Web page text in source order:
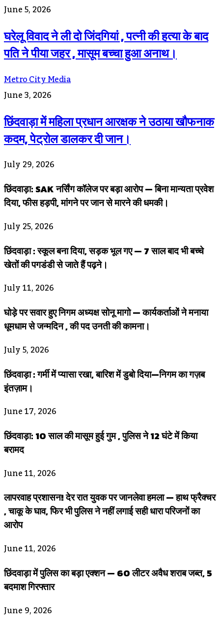
June 5, 2026
घरेलू विवाद ने ली दो जिंदगियां , पत्नी की हत्या के बाद
पति ने पीया जहर , मासूम बच्चा हुआ अनाथ।
Metro City Media
June 3, 2026
छिंदवाड़ा में महिला प्रधान आरक्षक ने उठाया खौफनाक
कदम, पेट्रोल डालकर दी जान।
July 29, 2026
छिंदवाड़ा: SAK नर्सिंग कॉलेज पर बड़ा आरोप — बिना मान्यता प्रवेश
दिया, फीस हड़पी, मांगने पर जान से मारने की धमकी।
July 25, 2026
छिंदवाड़ा : स्कूल बना दिया, सड़क भूल गए — 7 साल बाद भी बच्चे
खेतों की पगडंडी से जाते हैं पढ़ने।
July 11, 2026
घोड़े पर सवार हुए निगम अध्यक्ष सोनू मागो — कार्यकर्ताओं ने मनाया
धूमधाम से जन्मदिन , की पद उनती की कामना।
July 5, 2026
छिंदवाड़ा : गर्मी में प्यासा रखा, बारिश में डुबो दिया—निगम का गज़ब
इंतज़ाम।
June 17, 2026
छिंदवाड़ा: 10 साल की मासूम हुई गुम , पुलिस ने 12 घंटे में किया
बरामद
June 11, 2026
लापरवाह प्रशासन! देर रात युवक पर जानलेवा हमला — हाथ फ्रैक्चर
, चाकू के घाव, फिर भी पुलिस ने नहीं लगाई सही धारा परिजनों का
आरोप
June 11, 2026
छिंदवाड़ा में पुलिस का बड़ा एक्शन — 60 लीटर अवैध शराब जब्त, 5
बदमाश गिरफ्तार
June 9, 2026